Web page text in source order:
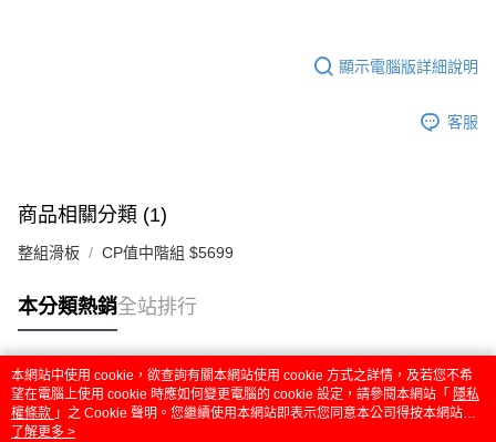
顯示電腦版詳細說明
客服
商品相關分類 (1)
整組滑板 CP值中階組 $5699
本分類熱銷全站排行
熱門標籤
本網站中使用 cookie，欲查詢有關本網站使用 cookie 方式之詳情，及若您不希
望在電腦上使用 cookie 時應如何變更電腦的 cookie 設定，請參閱本網站「 隱私
權條款 」之 Cookie 聲明。您繼續使用本網站即表示您同意本公司得按本網站使
用條款之 Cookie 聲明使用 cookie。
了解更多 >